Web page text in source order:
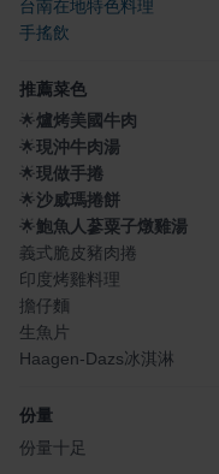
台南在地特色料理
手搖飲
推薦菜色
🌟爐烤美國牛肉
🌟現沖牛肉湯
🌟現做手捲
🌟沙威瑪捲餅
🌟鮑魚人蔘粟子燉雞湯
義式脆皮豬肉捲
印度烤雞料理
擔仔麵
生魚片
Haagen-Dazs冰淇淋
份量
份量十足